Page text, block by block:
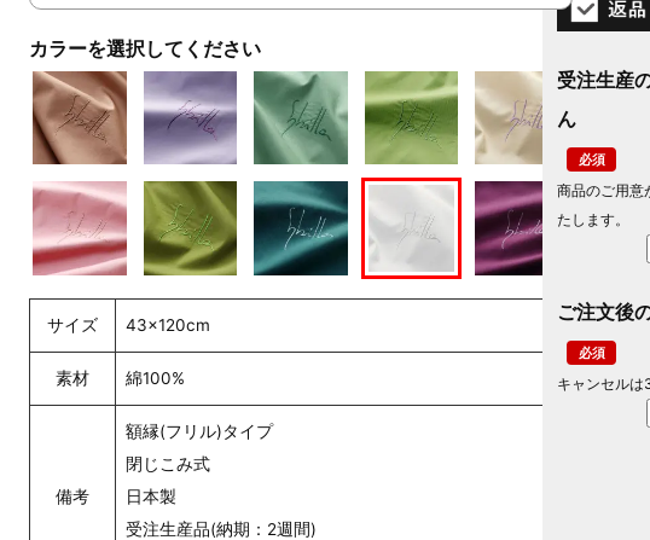
カラーを選択してください
サイズ 43×120cm
素材 綿100%
備考
額縁(フリル)タイプ
閉じこみ式
日本製
受注生産品(納期：2週間)
受注生産
ん
商品のご用意
たします。
ご注文後
キャンセルは